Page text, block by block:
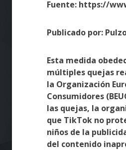
Fuente: https://
Publicado por:
Esta medida
múltiples quejas
la Organización
Consumidores
las quejas, la
que TikTok no
niños de la
del contenido